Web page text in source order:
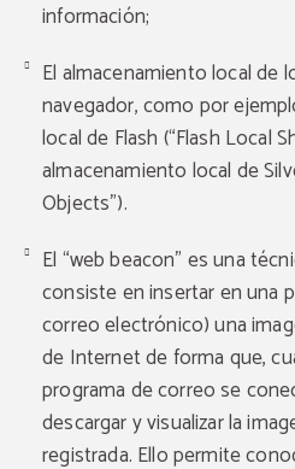
información;
El almacenamiento local de
navegador, como por
local de Flash (“Flash Local
almacenamiento local de
Objects”).
El “web beacon” es una
consiste en insertar en una
correo electrónico) una
de Internet de forma que,
programa de correo se
descargar y visualizar la
registrada. Ello permite